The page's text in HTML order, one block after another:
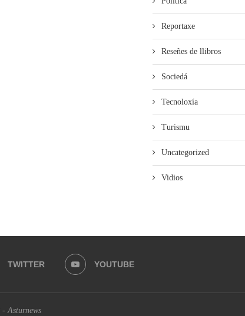
Reportaxe
Reseñes de llibros
Sociedá
Tecnoloxía
Turismu
Uncategorized
Vidios
TWITTER YOUTUBE
- Asturnews